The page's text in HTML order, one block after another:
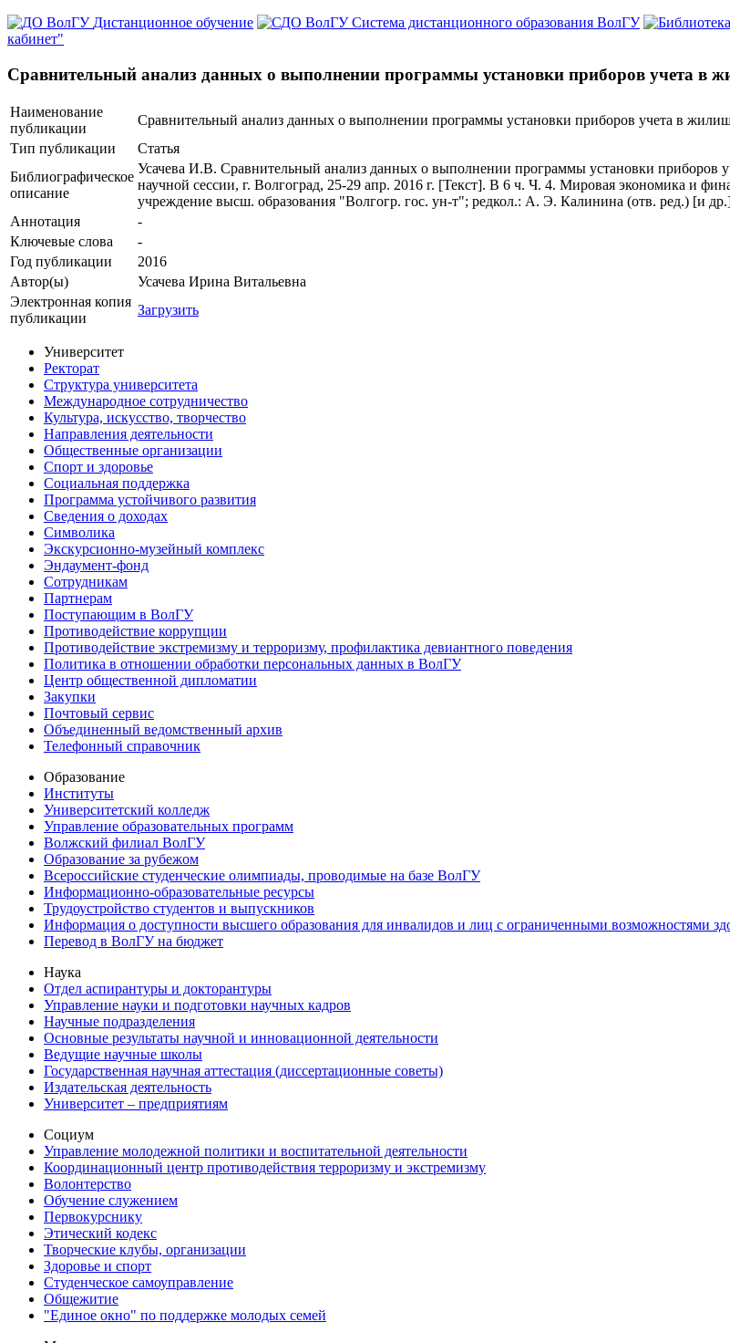
Дистанционное обучение
Система дистанционного образования ВолГУ
кабинет"
Сравнительный анализ данных о выполнении программы установки приборов учета
Наименование
публикации
Сравнительный анализ данных о выполнении программы установки приборов учета в
Тип публикации
Статья
Библиографическое
описание
Усачева И.В. Сравнительный анализ данных о выполнении программы установки
научной сессии, г. Волгоград, 25-29 апр. 2016 г. [Текст]. В 6 ч. Ч. 4. Мировая экономика и
учреждение высш. образования "Волгогр. гос. ун-т"; редкол.: А. Э. Калинина (отв. ред.) [и
Аннотация
-
Ключевые cлова
-
Год публикации
2016
Автор(ы)
Усачева Ирина Витальевна
Электронная копия
публикации
Загрузить
Университет
Ректорат
Структура университета
Международное сотрудничество
Культура, искусство, творчество
Направления деятельности
Общественные организации
Спорт и здоровье
Социальная поддержка
Программа устойчивого развития
Сведения о доходах
Символика
Экскурсионно-музейный комплекс
Эндаумент-фонд
Сотрудникам
Партнерам
Поступающим в ВолГУ
Противодействие коррупции
Противодействие экстремизму и терроризму, профилактика девиантного поведения
Политика в отношении обработки персональных данных в ВолГУ
Центр общественной дипломатии
Закупки
Почтовый сервис
Объединенный ведомственный архив
Телефонный справочник
Образование
Институты
Университетский колледж
Управление образовательных программ
Волжский филиал ВолГУ
Образование за рубежом
Всероссийские студенческие олимпиады, проводимые на базе ВолГУ
Информационно-образовательные ресурсы
Трудоустройство студентов и выпускников
Информация о доступности высшего образования для инвалидов и лиц с ограниченными возможностями
Перевод в ВолГУ на бюджет
Наука
Отдел аспирантуры и докторантуры
Управление науки и подготовки научных кадров
Научные подразделения
Основные результаты научной и инновационной деятельности
Ведущие научные школы
Государственная научная аттестация (диссертационные советы)
Издательская деятельность
Университет – предприятиям
Социум
Управление молодежной политики и воспитательной деятельности
Координационный центр противодействия терроризму и экстремизму
Волонтерство
Обучение служением
Первокурснику
Этический кодекс
Творческие клубы, организации
Здоровье и спорт
Студенческое самоуправление
Общежитие
"Единое окно" по поддержке молодых семей